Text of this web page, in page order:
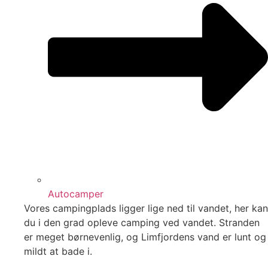
Autocamper
Vores campingplads ligger lige ned til vandet, her kan
du i den grad opleve camping ved vandet. Stranden
er meget børnevenlig, og Limfjordens vand er lunt og
mildt at bade i.